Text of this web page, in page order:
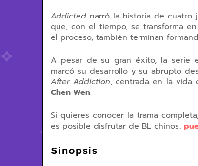
Addicted narró la historia de cuatro
que, con el tiempo, se transforma
el proceso, también terminan
A pesar de su gran éxito, la serie
marcó su desarrollo y su abrupto
After Addiction, centrada en la vida
Chen Wen.
Si quieres conocer la trama
es posible disfrutar de BL chinos,
Sinopsis